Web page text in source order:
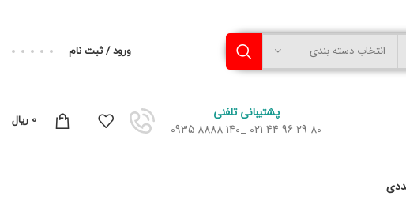
انتخاب دسته بندی ورود / ثبت نام
پشتیبانی تلفنی
80 29 96 44 021 _140 8888 0935
0 ریال